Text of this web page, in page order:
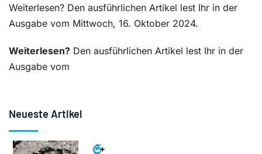
Weiterlesen? Den ausführlichen Artikel lest Ihr in der
Ausgabe vom Mittwoch, 16. Oktober 2024.
Weiterlesen? Den ausführlichen Artikel lest Ihr in der
Ausgabe vom
Neueste Artikel